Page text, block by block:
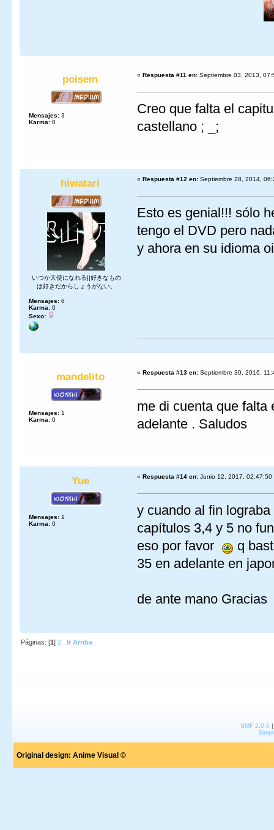
poisem
Mensajes: 3
Karma: 0
« Respuesta #11 en: Septiembre 03, 2013,
Creo que falta el
castellano ; _;
hiwatari
いつか天使になれる||好きなもの
は好きだからしょうがない。
Mensajes: 6
Karma: 0
Sexo:
« Respuesta #12 en: Septiembre 28, 2014,
Esto es genial!!! sólo
tengo el DVD pero
y ahora en su idioma
mandelito
Mensajes: 1
Karma: 0
« Respuesta #13 en: Septiembre 30, 2016,
me di cuenta que falta
adelante . Saludos
Yue
Mensajes: 1
Karma: 0
« Respuesta #14 en: Junio 12, 2017, 02:47:50
y cuando al fin
capítulos 3,4 y 5 no
eso por favor
q
35 en adelante en
de ante mano Gracias
Páginas: [1]2 Ir Arriba
SMF 2.0.6
Original design: Anime Visual ©